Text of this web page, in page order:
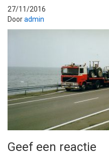
27/11/2016
Dooradmin
Geef een reactie